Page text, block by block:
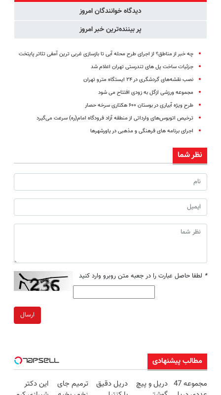
دیدگاه خوانندگان امروز
پر بیننده‌ترین خبر امروز
چه خبر از مناطق؟ از اجرای طرح محله آبی تا بازسازی غربی ترین آمفی تئاتر پایتخت
جزئیات ساخت پل های تندرستی تهران اعلام شد
نصب نقشه‌های گردشگری در ۲۴ ایستگاه مترو تهران
مجموعه ورزشی ازگل به زودی افتتاح می شود
طرح ویژه آبیاری در بوستان ۶۰۰ هکتاری سرخه حصار
ترخیص اتوبوس‌های وارداتی از منطقه آزاد فرودگاه امام(ره) سرعت می‌گیرد
اجرای برنامه های فرهنگی و مذهبی در یاورشهرها
نظر شما
* لطفا حاصل عبارت را در جعبه متن روبرو وارد کنید
ارسال
مطالب پیشنهادی
مجموعه 47 دریل و پیچ
دریل دقیق
ترمیم جای
این دکتر